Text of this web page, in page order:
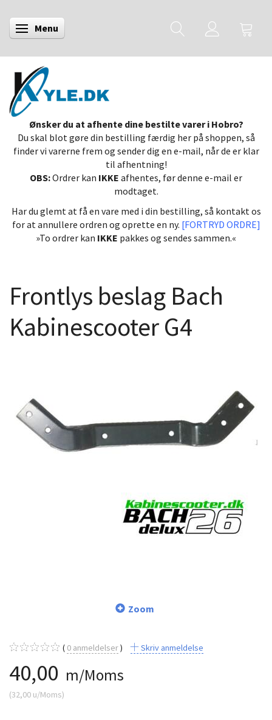
Skifte navigation
Menu
Ønsker du at afhente dine bestilte varer i Hobro?
Du skal blot gøre din bestilling færdig her på shoppen, så
finder vi varerne frem og sender dig en e-mail, når de er klar
til afhentning!
OBS:Ordrer kan IKKE afhentes, før denne e-mail er
modtaget.
Har du glemt at få en vare med i din bestilling, så kontakt os
for at annullere ordren og oprette en ny. [FORTRYD ORDRE]
»To ordrer kan IKKE pakkes og sendes sammen.«
Frontlys beslag Bach
Kabinescooter G4
Zoom
0 anmeldelser Skriv anmeldelse
40,00 m/Moms
(32,00 u/Moms)